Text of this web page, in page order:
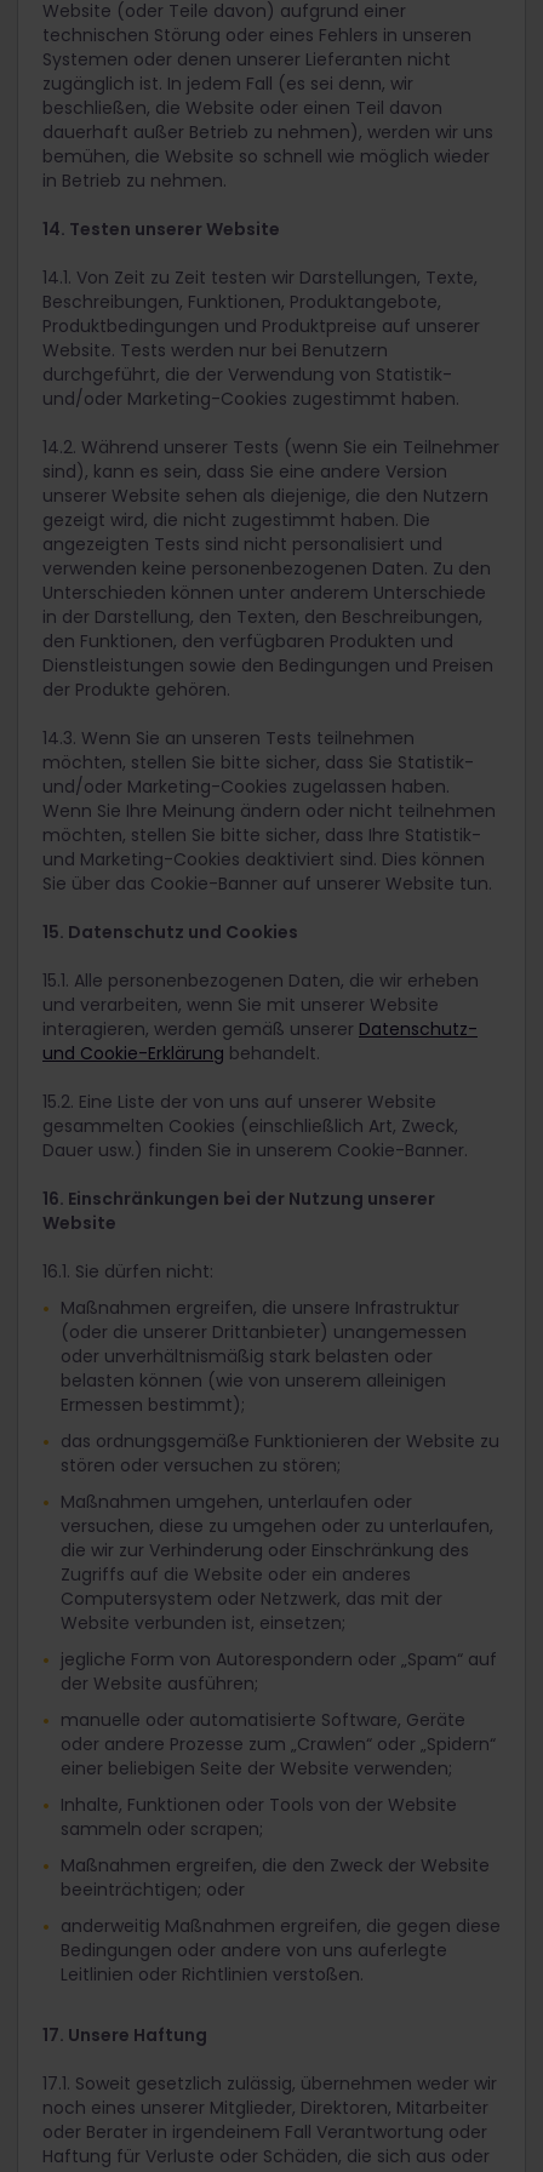
Website (oder Teile davon) aufgrund einer
technischen Störung oder eines Fehlers in unseren
Systemen oder denen unserer Lieferanten nicht
zugänglich ist. In jedem Fall (es sei denn, wir
beschließen, die Website oder einen Teil davon
dauerhaft außer Betrieb zu nehmen), werden wir uns
bemühen, die Website so schnell wie möglich wieder
in Betrieb zu nehmen.
14. Testen unserer Website
14.1. Von Zeit zu Zeit testen wir Darstellungen, Texte,
Beschreibungen, Funktionen, Produktangebote,
Produktbedingungen und Produktpreise auf unserer
Website. Tests werden nur bei Benutzern
durchgeführt, die der Verwendung von Statistik-
und/oder Marketing-Cookies zugestimmt haben.
14.2. Während unserer Tests (wenn Sie ein Teilnehmer
sind), kann es sein, dass Sie eine andere Version
unserer Website sehen als diejenige, die den Nutzern
gezeigt wird, die nicht zugestimmt haben. Die
angezeigten Tests sind nicht personalisiert und
verwenden keine personenbezogenen Daten. Zu den
Unterschieden können unter anderem Unterschiede
in der Darstellung, den Texten, den Beschreibungen,
den Funktionen, den verfügbaren Produkten und
Dienstleistungen sowie den Bedingungen und Preisen
der Produkte gehören.
14.3. Wenn Sie an unseren Tests teilnehmen
möchten, stellen Sie bitte sicher, dass Sie Statistik-
und/oder Marketing-Cookies zugelassen haben.
Wenn Sie Ihre Meinung ändern oder nicht teilnehmen
möchten, stellen Sie bitte sicher, dass Ihre Statistik-
und Marketing-Cookies deaktiviert sind. Dies können
Sie über das Cookie-Banner auf unserer Website tun.
15. Datenschutz und Cookies
15.1. Alle personenbezogenen Daten, die wir erheben
und verarbeiten, wenn Sie mit unserer Website
interagieren, werden gemäß unserer Datenschutz-
und Cookie-Erklärung behandelt.
15.2. Eine Liste der von uns auf unserer Website
gesammelten Cookies (einschließlich Art, Zweck,
Dauer usw.) finden Sie in unserem Cookie-Banner.
16. Einschränkungen bei der Nutzung unserer
Website
16.1. Sie dürfen nicht:
Maßnahmen ergreifen, die unsere Infrastruktur
(oder die unserer Drittanbieter) unangemessen
oder unverhältnismäßig stark belasten oder
belasten können (wie von unserem alleinigen
Ermessen bestimmt);
das ordnungsgemäße Funktionieren der Website zu
stören oder versuchen zu stören;
Maßnahmen umgehen, unterlaufen oder
versuchen, diese zu umgehen oder zu unterlaufen,
die wir zur Verhinderung oder Einschränkung des
Zugriffs auf die Website oder ein anderes
Computersystem oder Netzwerk, das mit der
Website verbunden ist, einsetzen;
jegliche Form von Autorespondern oder „Spam“ auf
der Website ausführen;
manuelle oder automatisierte Software, Geräte
oder andere Prozesse zum „Crawlen“ oder „Spidern“
einer beliebigen Seite der Website verwenden;
Inhalte, Funktionen oder Tools von der Website
sammeln oder scrapen;
Maßnahmen ergreifen, die den Zweck der Website
beeinträchtigen; oder
anderweitig Maßnahmen ergreifen, die gegen diese
Bedingungen oder andere von uns auferlegte
Leitlinien oder Richtlinien verstoßen.
17. Unsere Haftung
17.1. Soweit gesetzlich zulässig, übernehmen weder wir
noch eines unserer Mitglieder, Direktoren, Mitarbeiter
oder Berater in irgendeinem Fall Verantwortung oder
Haftung für Verluste oder Schäden, die sich aus oder